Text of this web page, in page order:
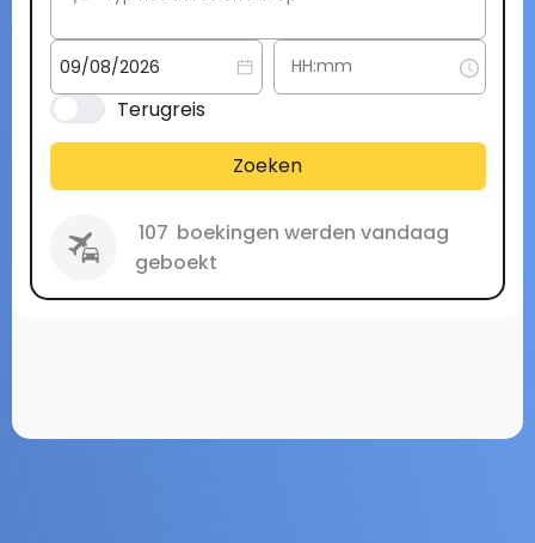
Terugreis
Zoeken
107 boekingen werden vandaag
geboekt